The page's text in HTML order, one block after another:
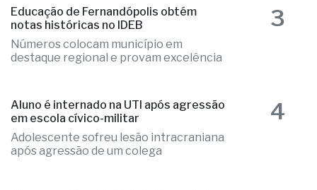
Educação de Fernandópolis obtém
notas históricas no IDEB
Números colocam município em
destaque regional e provam excelência
3
Aluno é internado na UTI após agressão
em escola cívico-militar
Adolescente sofreu lesão intracraniana
após agressão de um colega
4